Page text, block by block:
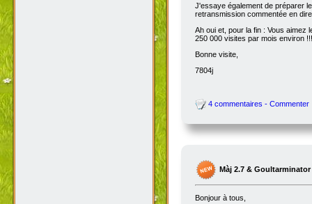
J'essaye également de préparer
retransmission commentée en
Ah oui et, pour la fin : Vous
250 000 visites par mois environ !!!
Bonne visite,
7804j
4 commentaires - Commenter
Màj 2.7 & Goultarminator
Bonjour à tous,